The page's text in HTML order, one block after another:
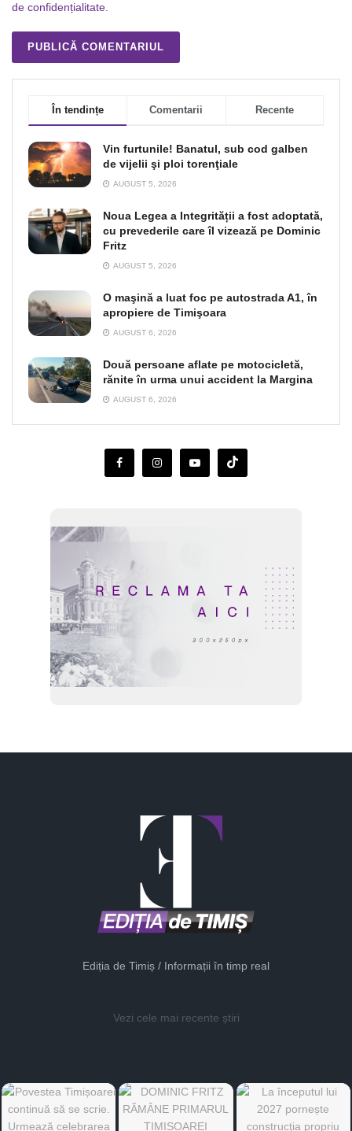
de confidențialitate.
În tendințe Comentarii Recente
Vin furtunile! Banatul, sub cod galben
de vijelii şi ploi torenţiale
AUGUST 5, 2026
Noua Legea a Integrității a fost adoptată,
cu prevederile care îl vizează pe Dominic
Fritz
AUGUST 5, 2026
O maşină a luat foc pe autostrada A1, în
apropiere de Timişoara
AUGUST 6, 2026
Două persoane aflate pe motocicletă,
rănite în urma unui accident la Margina
AUGUST 6, 2026
Ediția de Timiș / Informații în timp real
Vezi cele mai recente știri